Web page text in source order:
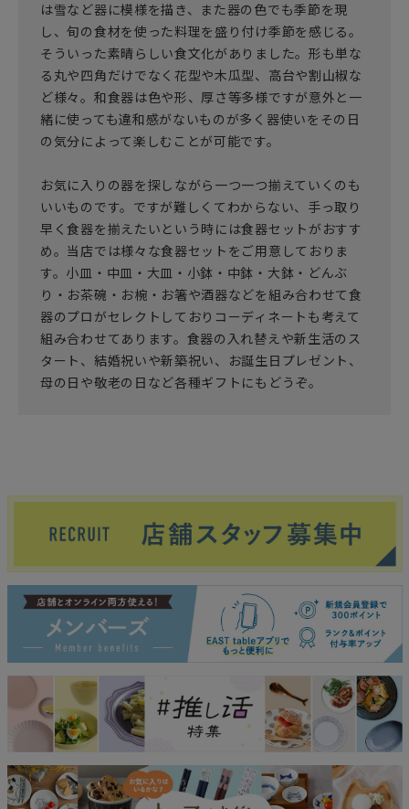
は雪など器に模様を描き、また器の色でも季節を現
し、旬の食材を使った料理を盛り付け季節を感じる。
そういった素晴らしい食文化がありました。形も単な
る丸や四角だけでなく花型や木瓜型、高台や割山椒な
ど様々。和食器は色や形、厚さ等多様ですが意外と一
緒に使っても違和感がないものが多く器使いをその日
の気分によって楽しむことが可能です。
お気に入りの器を探しながら一つ一つ揃えていくのも
いいものです。ですが難しくてわからない、手っ取り
早く食器を揃えたいという時には食器セットがおすす
め。当店では様々な食器セットをご用意しておりま
す。小皿・中皿・大皿・小鉢・中鉢・大鉢・どんぶ
り・お茶碗・お椀・お箸や酒器などを組み合わせて食
器のプロがセレクトしておりコーディネートも考えて
組み合わせてあります。食器の入れ替えや新生活のス
タート、結婚祝いや新築祝い、お誕生日プレゼント、
母の日や敬老の日など各種ギフトにもどうぞ。